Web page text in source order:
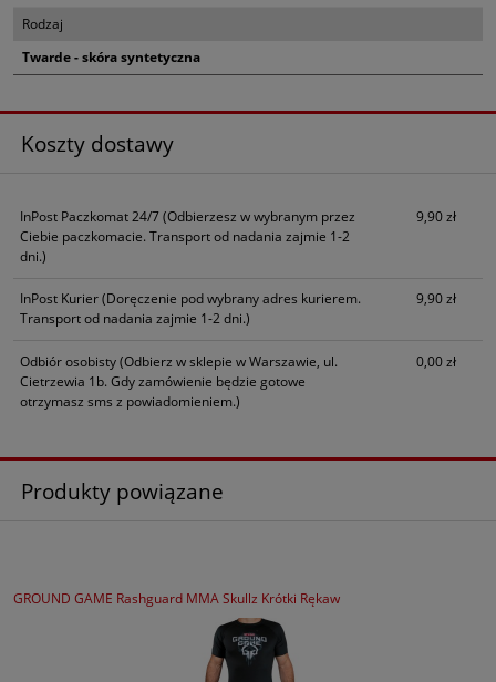
Rodzaj
Twarde - skóra syntetyczna
Koszty dostawy
InPost Paczkomat 24/7(Odbierzesz w wybranym przez
Ciebie paczkomacie. Transport od nadania zajmie 1-2
dni.)
9,90 zł
InPost Kurier(Doręczenie pod wybrany adres kurierem.
Transport od nadania zajmie 1-2 dni.)
9,90 zł
Odbiór osobisty(Odbierz w sklepie w Warszawie, ul.
Cietrzewia 1b. Gdy zamówienie będzie gotowe
otrzymasz sms z powiadomieniem.)
0,00 zł
Produkty powiązane
GROUND GAME Rashguard MMA Skullz Krótki Rękaw